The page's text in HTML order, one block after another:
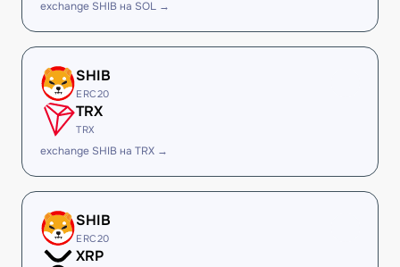
exchange SHIB на SOL →
SHIB
ERC20
TRX
TRX
exchange SHIB на TRX →
SHIB
ERC20
XRP